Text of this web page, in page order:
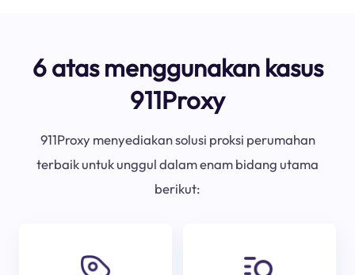
6 atas menggunakan kasus
911Proxy
911Proxy menyediakan solusi proksi perumahan
terbaik untuk unggul dalam enam bidang utama
berikut: